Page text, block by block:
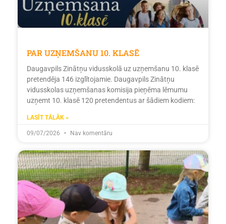
PAR UZŅEMŠANU 10. KLASĒ
Daugavpils Zinātņu vidusskolā uz uzņemšanu 10. klasē
pretendēja 146 izglītojamie. Daugavpils Zinātņu
vidusskolas uzņemšanas komisija pieņēma lēmumu
uzņemt 10. klasē 120 pretendentus ar šādiem kodiem:
LASĪT TĀLĀK »
09/07/2026 Nav komentāru